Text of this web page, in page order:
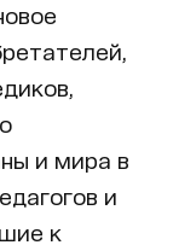
и мира в
и
к